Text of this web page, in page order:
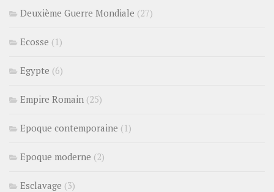
Deuxième Guerre Mondiale (27)
Ecosse (1)
Egypte (6)
Empire Romain (25)
Epoque contemporaine (1)
Epoque moderne (2)
Esclavage (3)